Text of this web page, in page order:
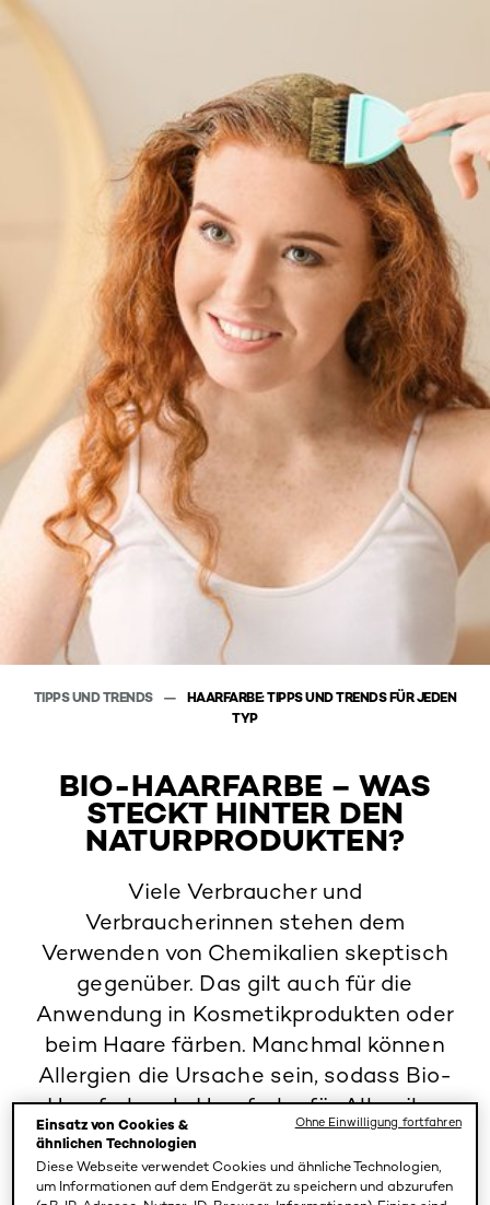
TIPPS UND TRENDS
HAARFARBE: TIPPS UND TRENDS FÜR JEDEN
TYP
BIO-HAARFARBE – WAS
STECKT HINTER DEN
NATURPRODUKTEN?
Viele Verbraucher und
Verbraucherinnen stehen dem
Verwenden von Chemikalien skeptisch
gegenüber. Das gilt auch für die
Anwendung in Kosmetikprodukten oder
beim Haare färben. Manchmal können
Allergien die Ursache sein, sodass Bio-
Haarfarbe als Haarfarbe für Allergiker
besser geeignet ist. Beim Haare färben
bieten sich Bio-Haarfarben aus
Pflanzenwirkstoffen besonders gut an.
Einsatz von Cookies &
ähnlichen Technologien
Diese Webseite verwendet Cookies und ähnliche Technologien,
um Informationen auf dem Endgerät zu speichern und abzurufen
Ohne Einwilligung fortfahren